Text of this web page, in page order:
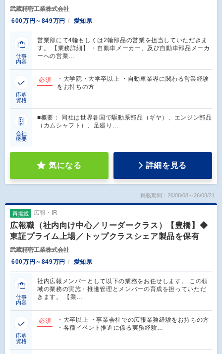
武蔵精密工業株式会社
600万円～849万円
愛知県
仕事
内容
営業部にて4輪もしくは2輪部品の営業を担当していただきま
す。 【業務詳細】 ・自動車メーカー、及び自動車部品メーカ
ーへの営業…
応募
資格
必須
・大学院・大学卒以上 ・自動車業界に関わる営業経験
をお持ちの方
会社
概要
■概要： 同社は世界各国で駆動系部品（ギヤ）、エンジン部品
（カムシャフト）、足廻り…
気になる 詳細を見る
掲載期間：26/08/08～26/08/21
再掲載 広報・IR
広報職（社内向け中心／リーダークラス）【豊橋】◆
東証プライム上場／トップクラスシェア製品を保有
武蔵精密工業株式会社
600万円～849万円
愛知県
仕事
内容
社内広報メンバーとして以下の業務をお任せします。 この領
域の業務の実施・推進管理とメンバーの育成を担っていただ
きます。 【業…
応募
資格
必須
・大卒以上 ・事業会社での広報業務経験をお持ちの方
・各種イベント推進に係る実務経験…